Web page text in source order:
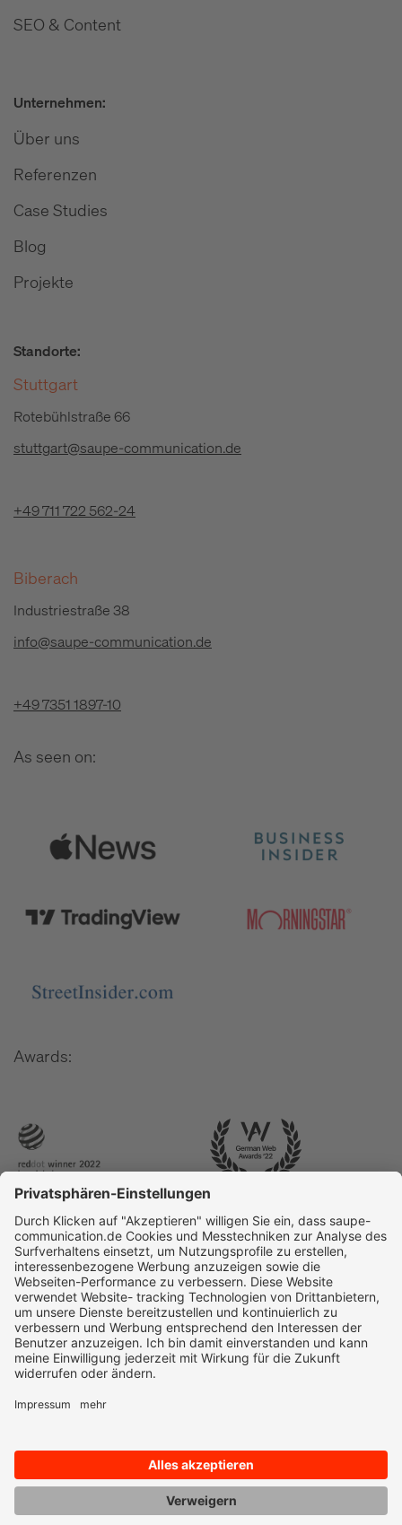
SEO & Content
Unternehmen:
Über uns
Referenzen
Case Studies
Blog
Projekte
Standorte:
Stuttgart
Rotebühlstraße 66
stuttgart@saupe-communication.de
+49 711 722 562-24
Biberach
Industriestraße 38
info@saupe-communication.de
+49 7351 1897-10
As seen on:
Awards:
© 2025 Saupe Communication | All rights reserved
Impressum